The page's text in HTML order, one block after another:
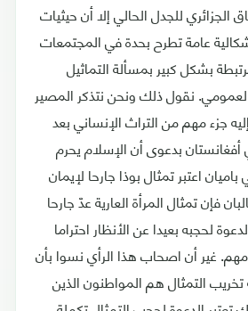
للجدل الحالي إلا أن حيثيات
عامة تطرح بحدة في المجتمعات
بشكل كبير بمسألة التماثيل
نقول ذلك ونحن نتذكر المصير
جزء مهم من التراث الإنساني بعد
أفغانستان بدعوى أن الإسلام يحرم
اعتبر تمثال بوذا جارحا لإيمان
فإن تمثال المرأة العارية عدّ جارحا
لحجبه بعيدا عن الأنظار احتراما
غير أن اصحاب هذا الرأي نسوا بأن
التمثال هم المواطنون الذين